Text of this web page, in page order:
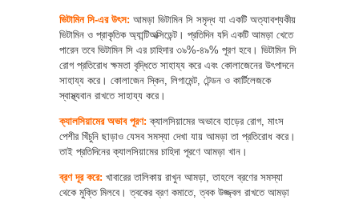
ভিটামিন সি-এর উৎস: আমড়া ভিটামিন সি সমৃদ্ধ যা একটি অত্যাবশ্যকীয়
ভিটামিন ও প্রাকৃতিক অ্যান্টিঅক্সিডেন্ট। প্রতিদিন যদি একটি আমড়া খেতে
পারেন তবে ভিটামিন সি এর চাহিদার ৩৯%-৪৯% পূরণ হবে। ভিটামিন সি
রোগ প্রতিরোধ ক্ষমতা বৃদ্ধিতে সাহায্য করে এবং কোলাজেনের উৎপাদনে
সাহায্য করে। কোলাজেন স্কিন, লিগামেন্ট, টেন্ডন ও কার্টিলেজকে
স্বাস্থ্যবান রাখতে সাহায্য করে।
ক্যালসিয়ামের অভাব পূরণ: ক্যালসিয়ামের অভাবে হাড়ের রোগ, মাংস
পেশীর খিঁচুনি ছাড়াও যেসব সমস্যা দেখা যায় আমড়া তা প্রতিরোধ করে।
তাই প্রতিদিনের ক্যালসিয়ামের চাহিদা পূরণে আমড়া খান।
ব্রণ দূর করে: খাবারের তালিকায় রাখুন আমড়া, তাহলে ব্রণের সমস্যা
থেকে মুক্তি মিলবে। ত্বকের ব্রণ কমাতে, ত্বক উজ্জ্বল রাখতে আমড়া